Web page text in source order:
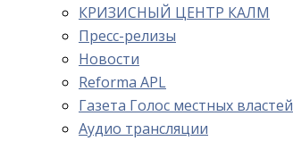
КРИЗИСНЫЙ ЦЕНТР КАЛМ
Пресс-релизы
Новости
Reforma APL
Газета Голос местных властей
Аудио трансляции